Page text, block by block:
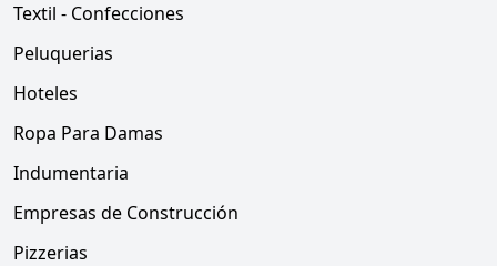
Textil - Confecciones
Peluquerias
Hoteles
Ropa Para Damas
Indumentaria
Empresas de Construcción
Pizzerias